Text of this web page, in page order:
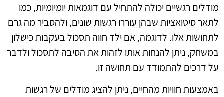
מודלים רגשיים יכולה להתחיל עם דוגמאות יומיומיות, כמו
לתאר סיטואציות שבהן עוררו רגשות שונים, ולהסביר מה גרם
לתחושות אלו. לדוגמה, אם ילד חווה תסכול בעקבות כישלון
במשחק, ניתן להנחות אותו לזהות את הסיבה לתסכול ולדבר
על דרכים להתמודד עם תחושה זו.
באמצעות חוויות מהחיים, ניתן להציג מודלים של רגשות